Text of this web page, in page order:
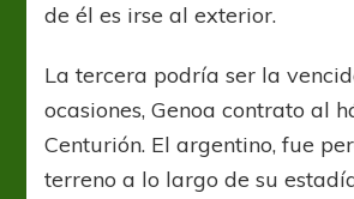
de él es irse al exterior.
La tercera podría ser la
ocasiones, Genoa contrato al
Centurión. El argentino, fue
terreno a lo largo de su